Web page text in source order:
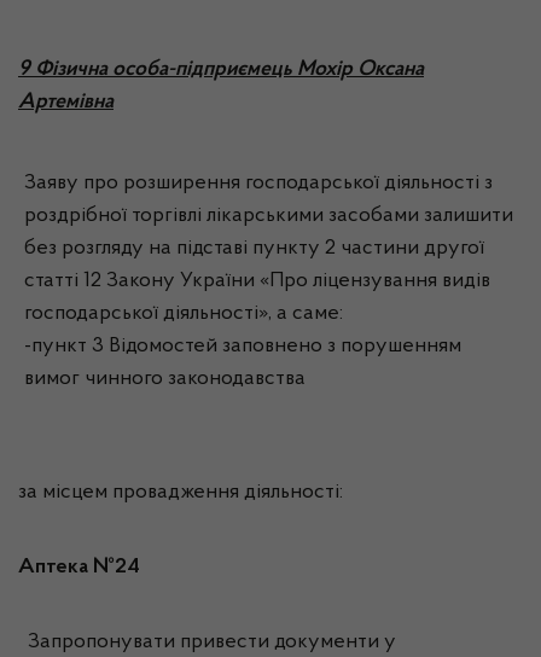
9 Фізична особа-підприємець Мохір Оксана
Артемівна
Заяву про розширення господарської діяльності з
роздрібної торгівлі лікарськими засобами залишити
без розгляду на підставі пункту 2 частини другої
статті 12 Закону України «Про ліцензування видів
господарської діяльності», а саме:
-пункт 3 Відомостей заповнено з порушенням
вимог чинного законодавства
за місцем провадження діяльності:
Аптека №24
Запропонувати привести документи у